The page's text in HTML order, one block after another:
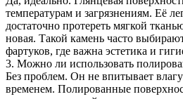
температурам и загрязнениям. Её
достаточно протереть мягкой
новая. Такой камень часто
фартуков, где важна эстетика и
3. Можно ли использовать
Без проблем. Он не впитывает
временем. Полированные